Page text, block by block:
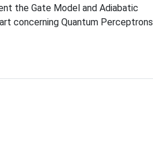
the Gate Model and Adiabatic
concerning Quantum Perceptrons